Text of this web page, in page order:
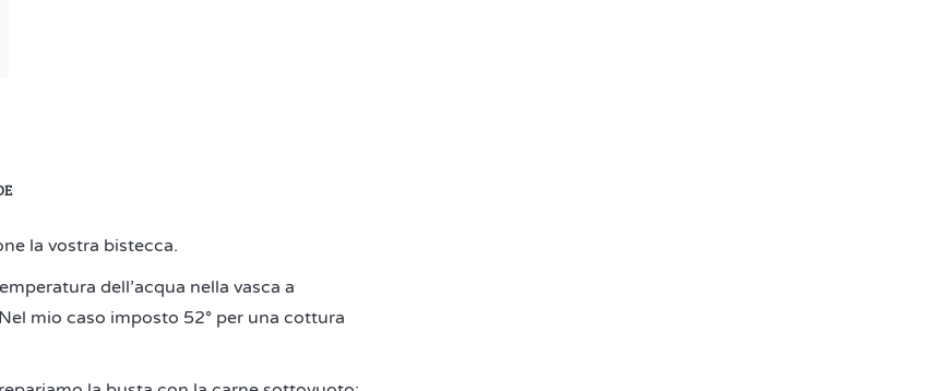
la vostra bistecca.
dell’acqua nella vasca a
mio caso imposto 52° per una cottura